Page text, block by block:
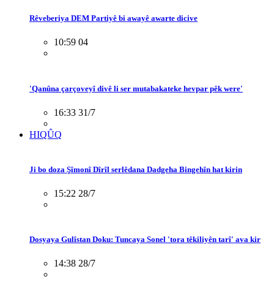
Rêveberiya DEM Partiyê bi awayê awarte dicive
10:59 04
'Qanûna çarçoveyî divê li ser mutabakateke hevpar pêk were'
16:33 31/7
HIQÛQ
Ji bo doza Şîmonî Dîrîl serlêdana Dadgeha Bingehîn hat kirin
15:22 28/7
Dosyaya Gulîstan Doku: Tuncaya Sonel 'tora têkiliyên tarî' ava kir
14:38 28/7